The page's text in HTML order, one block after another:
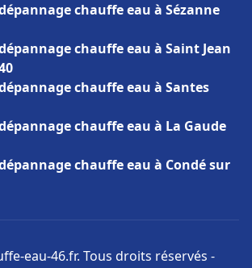
chauffe eau à Sézanne
chauffe eau à Saint Jean
chauffe eau à Santes
chauffe eau à La Gaude
chauffe eau à Condé sur
eau-46.fr. Tous droits réservés -